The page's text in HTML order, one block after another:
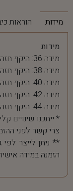
מידות הוראות
מידות
מידה 36: היקף חזה- 90 ס"מ, היקף מותן- 68 ס"מ
מידה 38: היקף חזה- 94 ס"מ, היקף מותן- 72 ס"מ
מידה 40: היקף חזה- 98 ס"מ, היקף מותן- 76 ס"מ
מידה 42: היקף חזה- 102 ס"מ, היקף מותן- 80 ס"מ
מידה 44: היקף חזה- 106 ס"מ, היקף מותן- 84 ס"מ
* ייתכנו שינויים
צרי קשר לפני
** ניתן לייצר
הזמנה במידה